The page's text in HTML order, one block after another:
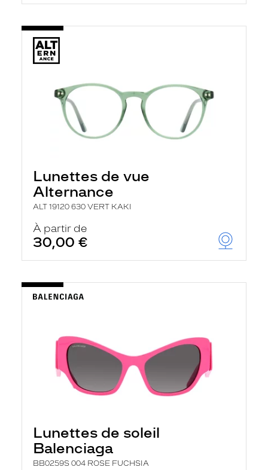
Lunettes de vue
Alternance
ALT 19120 630 VERT KAKI
À partir de
30,00 €
Lunettes de soleil
Balenciaga
BB0259S 004 ROSE FUCHSIA